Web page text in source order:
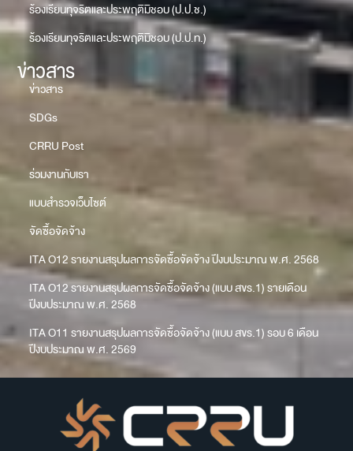
ร้องเรียนทุจริตและประพฤติมิชอบ (ป.ป.ช.)
ร้องเรียนทุจริตและประพฤติมิชอบ (ป.ป.ท.)
ข่าวสาร
ข่าวสาร
SDGs
CRRU Post
ร่วมงานกับเรา
แบบสำรวจเว็บไซต์
จัดซื้อจัดจ้าง
ITA O12 รายงานสรุปผลการจัดซื้อจัดจ้าง ปีงบประมาณ พ.ศ. 2568
ITA O12 รายงานสรุปผลการจัดซื้อจัดจ้าง (แบบ สขร.1) รายเดือน
ปีงบประมาณ พ.ศ. 2568
ITA O11 รายงานสรุปผลการจัดซื้อจัดจ้าง (แบบ สขร.1) รอบ 6 เดือน
ปีงบประมาณ พ.ศ. 2569